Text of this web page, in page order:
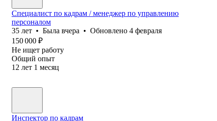
Специалист по кадрам / менеджер по управлению
персоналом
35 лет • Была вчера • Обновлено 4 февраля
150 000 ₽
Не ищет работу
Общий опыт
12 лет 1 месяц
Инспектор по кадрам